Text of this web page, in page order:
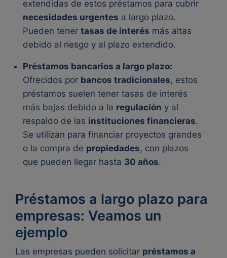
extendidas de estos préstamos para cubrir
necesidades urgentes a largo plazo.
Pueden tener tasas de interés más altas
debido al riesgo y al plazo extendido.
Préstamos bancarios a largo plazo:
Ofrecidos por bancos tradicionales, estos
préstamos suelen tener tasas de interés
más bajas debido a la regulación y al
respaldo de las instituciones financieras.
Se utilizan para financiar proyectos grandes
o la compra de propiedades, con plazos
que pueden llegar hasta 30 años.
Préstamos a largo plazo para
empresas: Veamos un
ejemplo
Las empresas pueden solicitar préstamos a